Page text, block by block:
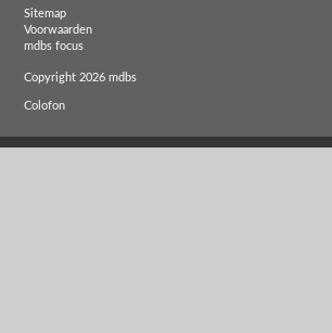
Sitemap
Voorwaarden
mdbs focus
Copyright 2026 mdbs
Colofon